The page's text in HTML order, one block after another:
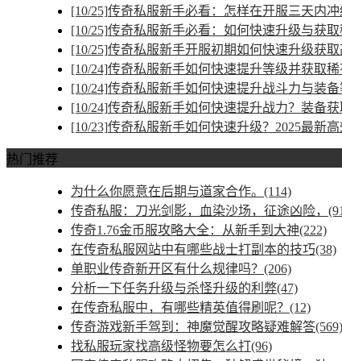
[10/25]传奇私服新手必看：怎样在开服三天内冲
[10/25]传奇私服新手必看：如何快速升级与获取
[10/25]传奇私服新手开服初期如何快速升级获取
[10/24]传奇私服新手如何快速提升等级并获取
[10/24]传奇私服新手如何快速提升战斗力与装备
[10/24]传奇私服新手如何快速提升战力？装备
[10/23]传奇私服新手如何快速升级？2025最新
热门推荐
为什么你愿意在后期与道家合作。(114)
传奇私服：刀光剑影，血染沙场，征途凶险，
传奇1.76金币服攻略大全：从新手到大神(222)
在传奇私服网站中有哪些战士打副本的技巧(38)
单职业传奇新开区有什么规律吗？(206)
分析一下任务升级与杀怪升级的利弊(47)
在传奇私服中，有哪些精英值得刷呢？(12)
传奇游戏新手驾到：神魔觉醒攻略疑难解答(569)
找私服玩家找高级怪物要怎么打(96)